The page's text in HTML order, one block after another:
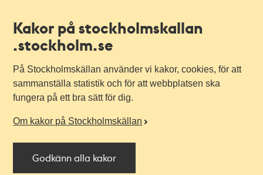
Kakor på stockholmskallan
.stockholm.se
På Stockholmskällan använder vi kakor, cookies, för att
sammanställa statistik och för att webbplatsen ska
fungera på ett bra sätt för dig.
Om kakor på Stockholmskällan
Godkänn alla kakor